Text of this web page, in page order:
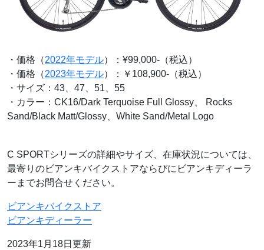
・価格（2022年モデル）：¥99,000-（税込）
・価格（2023年モデル）：￥108,900-（税込）
・サイズ：43、47、51、55
・カラー：CK16/Dark Terquoise Full Glossy、 Rocks
Sand/Black Matt/Glossy、White Sand/Metal Logo
C SPORTシリーズの詳細やサイズ、在庫状況については、
最寄りのビアンキバイクストアならびにビアンキディーラ
ーまでお問合せください。
ビアンキバイクストア
ビアンキディーラー
2023年1月18日更新